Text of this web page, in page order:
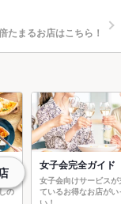
たまるお店はこちら！
の
女子会完全ガイド
女子会向けサービスが
ているお得なお店がい